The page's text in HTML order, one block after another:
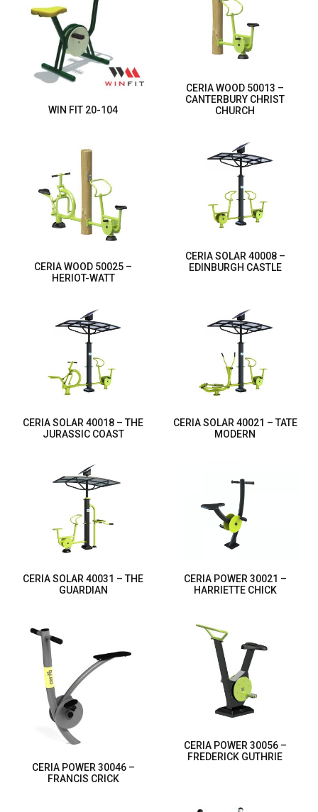
WIN FIT 20-104
CERIA WOOD 50013 –
CANTERBURY CHRIST
CHURCH
CERIA WOOD 50025 –
HERIOT-WATT
CERIA SOLAR 40008 –
EDINBURGH CASTLE
CERIA SOLAR 40018 – THE
JURASSIC COAST
CERIA SOLAR 40021 – TATE
MODERN
CERIA SOLAR 40031 – THE
GUARDIAN
CERIA POWER 30021 –
HARRIETTE CHICK
CERIA POWER 30046 –
FRANCIS CRICK
CERIA POWER 30056 –
FREDERICK GUTHRIE